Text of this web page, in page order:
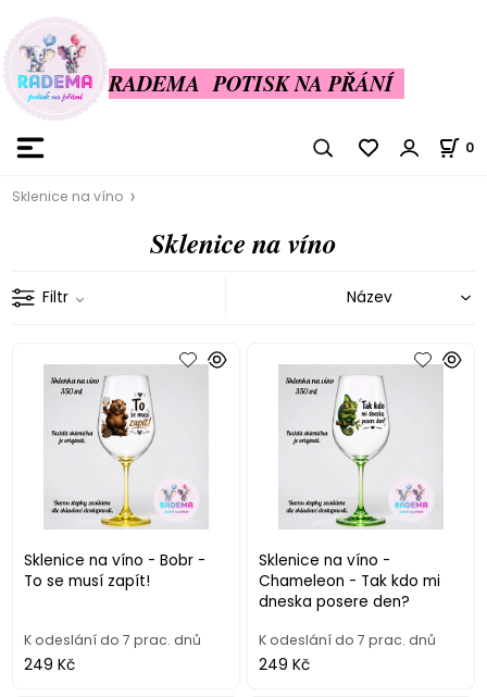
RADEMA POTISK NA PŘÁNÍ
0
Sklenice na víno
Sklenice na víno
Filtr
Sklenice na víno - Bobr -
To se musí zapít!
K odeslání do 7 prac. dnů
249 Kč
Sklenice na víno -
Chameleon - Tak kdo mi
dneska posere den?
K odeslání do 7 prac. dnů
249 Kč